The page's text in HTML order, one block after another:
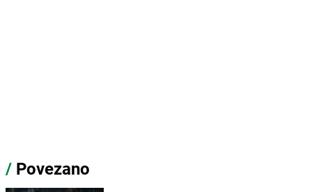
/ Povezano